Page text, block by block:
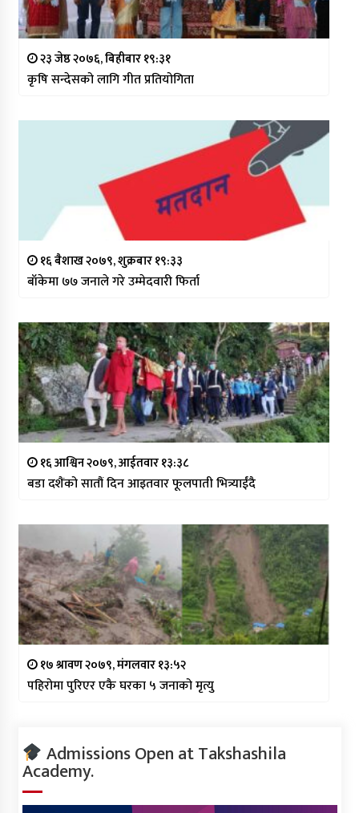
२३ जेष्ठ २०७६, बिहीबार १९:३१
कृषि सन्देसको लागि गीत प्रतियोगिता
१६ बैशाख २०७९, शुक्रबार १९:३३
बाँकेमा ७७ जनाले गरे उम्मेदवारी फिर्ता
१६ आश्विन २०७९, आईतवार १३:३८
बडा दशैंको सातौं दिन आइतवार फूलपाती भित्र्याईंदै
१७ श्रावण २०७९, मंगलवार १३:५२
पहिरोमा पुरिएर एकै घरका ५ जनाको मृत्यु
Admissions Open at Takshashila
Academy.